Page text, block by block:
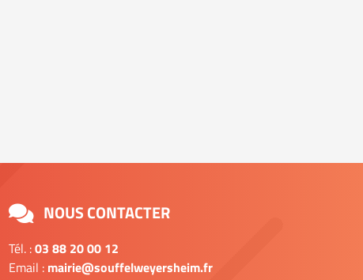
NOUS CONTACTER
Tél. :03 88 20 00 12
Email : mairie@souffelweyersheim.fr